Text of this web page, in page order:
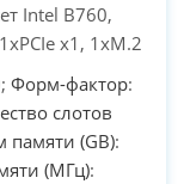
Intel B760,
x1, 1xM.2
Форм-фактор:
слотов
(GB):
(МГц):